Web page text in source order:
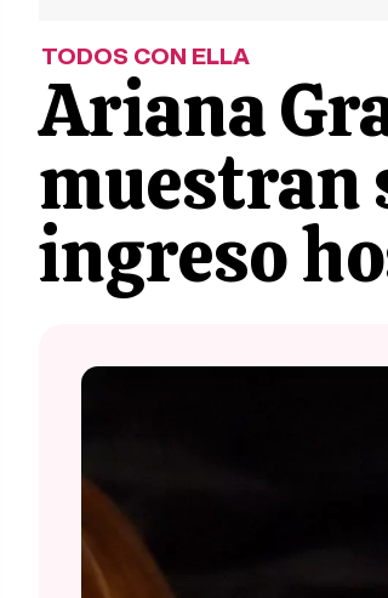
TODOS CON ELLA
Ariana
muestran
ingreso